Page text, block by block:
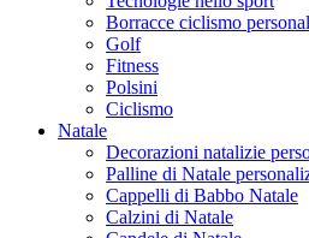
Borracce ciclismo
Golf
Fitness
Polsini
Ciclismo
Natale
Decorazioni natalizie
Palline di Natale
Cappelli di Babbo Natale
Calzini di Natale